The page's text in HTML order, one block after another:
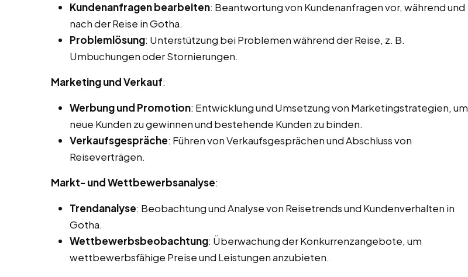
Kundenanfragen bearbeiten: Beantwortung von Kundenanfragen vor, während und
nach der Reise in Gotha.
Problemlösung: Unterstützung bei Problemen während der Reise, z. B.
Umbuchungen oder Stornierungen.
Marketing und Verkauf:
Werbung und Promotion: Entwicklung und Umsetzung von Marketingstrategien, um
neue Kunden zu gewinnen und bestehende Kunden zu binden.
Verkaufsgespräche: Führen von Verkaufsgesprächen und Abschluss von
Reiseverträgen.
Markt- und Wettbewerbsanalyse:
Trendanalyse: Beobachtung und Analyse von Reisetrends und Kundenverhalten in
Gotha.
Wettbewerbsbeobachtung: Überwachung der Konkurrenzangebote, um
wettbewerbsfähige Preise und Leistungen anzubieten.